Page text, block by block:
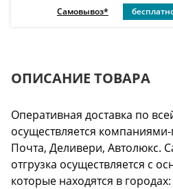
Самовывоз*
ОПИСАНИЕ ТОВАРА
Оперативная доставка по
осуществляется
Почта, Деливери, Автолюкс.
отгрузка осуществляется с
которые находятся в